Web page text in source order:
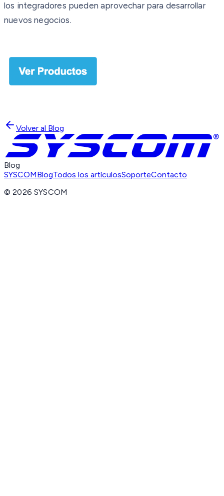
los integradores pueden aprovechar para desarrollar
nuevos negocios.
Volver al Blog
Blog
SYSCOMBlogTodos los artículosSoporteContacto
©2026 SYSCOM